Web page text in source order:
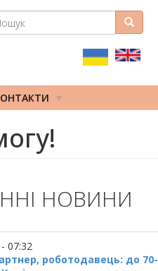
Пошук
НОВИНИ
07:32
роботодавець: до 70-